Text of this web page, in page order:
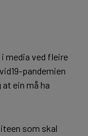
media ved fleire
pandemien
ein må ha
som skal